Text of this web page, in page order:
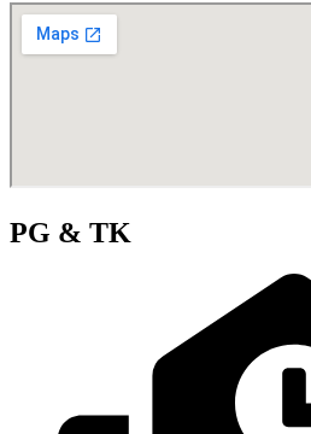
PG & TK